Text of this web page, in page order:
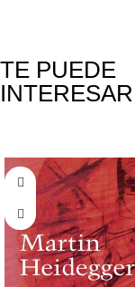
TE PUEDE
INTERESAR